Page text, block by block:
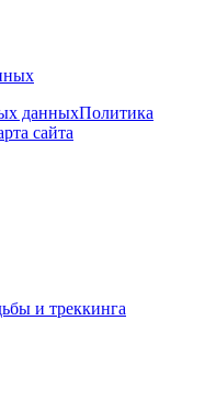
данныхПолитика
сайта
и треккинга